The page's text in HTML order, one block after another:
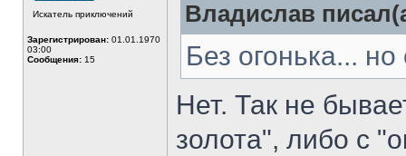
Искатель приключений
Зарегистрирован: 01.01.1970
03:00
Сообщения: 15
Владислав
Без огонька...
Нет. Так не
золота", либо с